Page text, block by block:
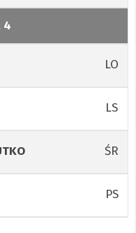
4
LO
LS
ŚR
PS